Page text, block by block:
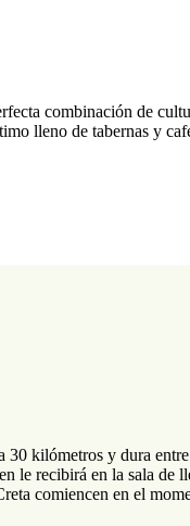
combinación de
lleno de tabernas y
kilómetros y dura
le recibirá en la sala de
comiencen en el